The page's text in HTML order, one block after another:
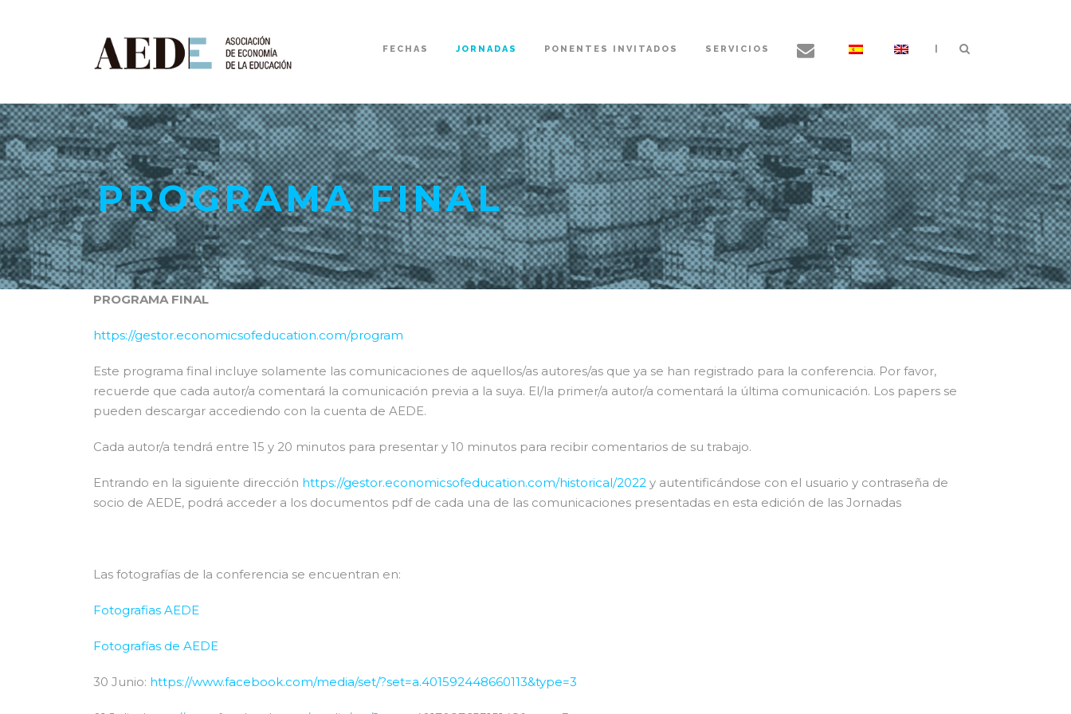
FECHAS JORNADAS PONENTES INVITADOS SERVICIOS |
PROGRAMA FINAL
PROGRAMA FINAL
https://gestor.economicsofeducation.com/program
Este programa final incluye solamente las comunicaciones de aquellos/as autores/as que ya se han registrado para la conferencia. Por favor,
recuerde que cada autor/a comentará la comunicación previa a la suya. El/la primer/a autor/a comentará la última comunicación. Los papers se
pueden descargar accediendo con la cuenta de AEDE.
Cada autor/a tendrá entre 15 y 20 minutos para presentar y 10 minutos para recibir comentarios de su trabajo.
Entrando en la siguiente dirección https://gestor.economicsofeducation.com/historical/2022 y autentificándose con el usuario y contraseña de
socio de AEDE, podrá acceder a los documentos pdf de cada una de las comunicaciones presentadas en esta edición de las Jornadas
Las fotografías de la conferencia se encuentran en:
Fotografias AEDE
Fotografías de AEDE
30 Junio: https://www.facebook.com/media/set/?set=a.401592448660113&type=3